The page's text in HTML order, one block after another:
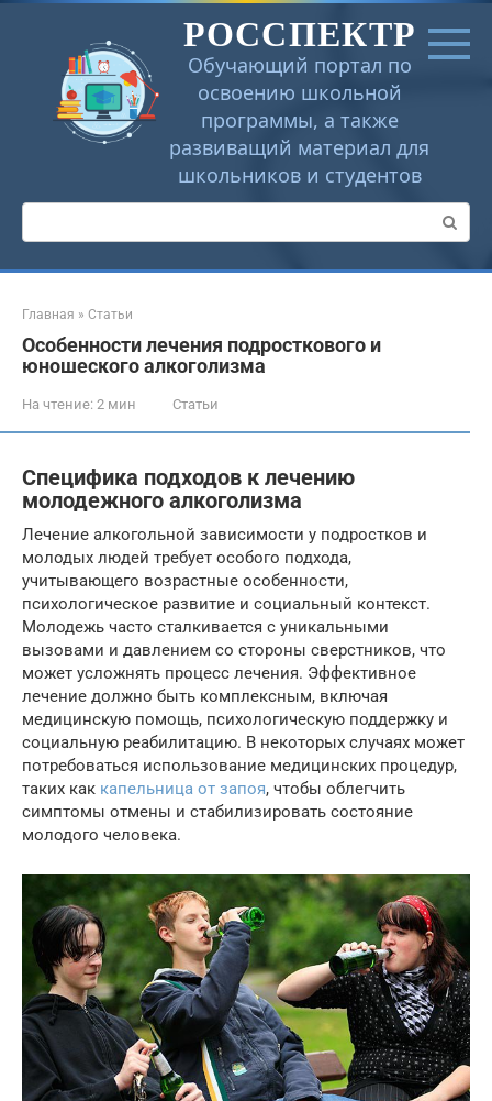
Перейти
РОССПЕКТР
Обучающий портал по
освоению школьной
программы, а также
развиващий материал для
школьников и студентов
Поиск:
Главная » Статьи
Особенности лечения подросткового и
юношеского алкоголизма
На чтение: 2 мин Статьи
Специфика подходов к лечению
молодежного алкоголизма
Лечение алкогольной зависимости у подростков и
молодых людей требует особого подхода,
учитывающего возрастные особенности,
психологическое развитие и социальный контекст.
Молодежь часто сталкивается с уникальными
вызовами и давлением со стороны сверстников, что
может усложнять процесс лечения. Эффективное
лечение должно быть комплексным, включая
медицинскую помощь, психологическую поддержку и
социальную реабилитацию. В некоторых случаях может
потребоваться использование медицинских процедур,
таких как капельница от запоя, чтобы облегчить
симптомы отмены и стабилизировать состояние
молодого человека.